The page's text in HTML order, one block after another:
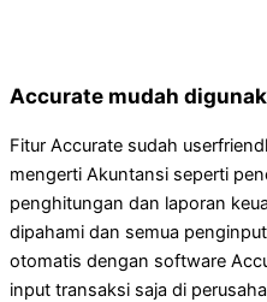
Accurate mudah
Fitur Accurate sudah
mengerti Akuntansi seperti
penghitungan dan laporan
dipahami dan semua
otomatis dengan software
input transaksi saja di